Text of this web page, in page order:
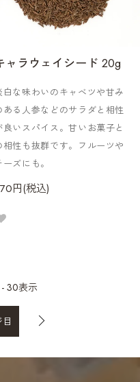
ャラウェイシード 20g
白な味わいのキャベツや甘み
ある人参などのサラダと相性
良いスパイス。甘いお菓子と
相性も抜群です。フルーツや
ーズにも。
円(税込)
30表示